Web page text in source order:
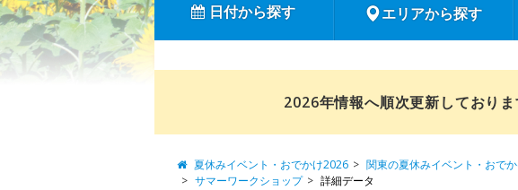
日付から探す エリアから探す
2026年情報へ順次更新しており
夏休みイベント・おでかけ2026 関東の夏休みイベント・おで
サマーワークショップ
詳細データ